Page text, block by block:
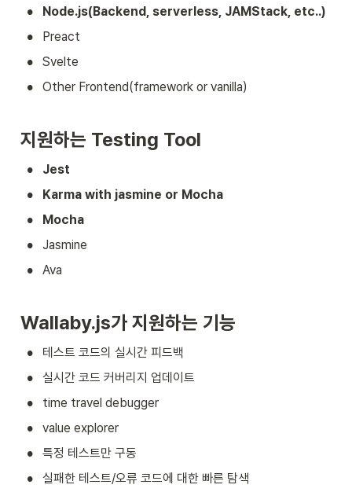
• Node.js(Backend, serverless, JAMStack, etc..)
• Preact
• Svelte
• Other Frontend(framework or vanilla)
지원하는 Testing Tool
• Jest
• Karma with jasmine or Mocha
• Mocha
• Jasmine
• Ava
Wallaby.js가 지원하는 기능
• 테스트 코드의 실시간 피드백
• 실시간 코드 커버리지 업데이트
• time travel debugger
• value explorer
• 특정 테스트만 구동
• 실패한 테스트/오류 코드에 대한 빠른 탐색